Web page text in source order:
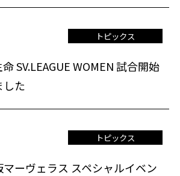
トピックス
SV.LEAGUE WOMEN 試合開始
た
トピックス
マーヴェラス スペシャルイベン